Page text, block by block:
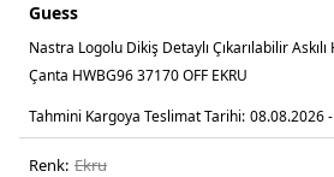
Guess
Nastra Logolu Dikiş Detaylı Çıkarılabilir
Çanta HWBG96 37170 OFF EKRU
Tahmini Kargoya Teslimat Tarihi: 08.08.2026
Renk: ekru